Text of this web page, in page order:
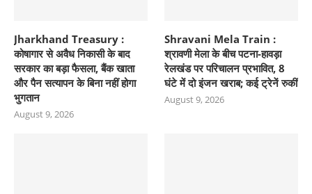
Jharkhand Treasury :
कोषागार से अवैध निकासी के बाद
सरकार का बड़ा फैसला, बैंक खाता
और पैन सत्यापन के बिना नहीं होगा
भुगतान
August 9, 2026
Shravani Mela Train :
श्रावणी मेला के बीच पटना-हावड़ा
रेलखंड पर परिचालन प्रभावित, 8
घंटे में दो इंजन खराब; कई ट्रेनें रुकीं
August 9, 2026